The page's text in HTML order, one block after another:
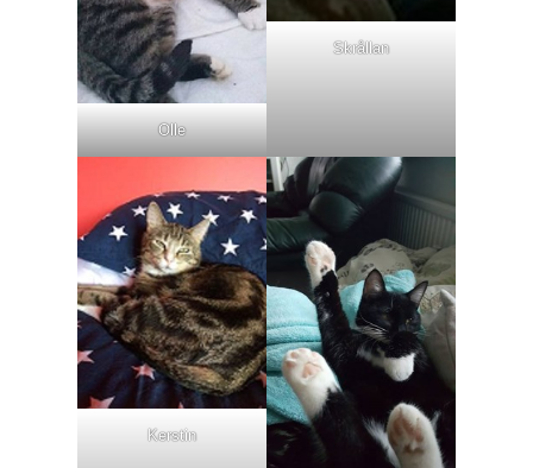
Olle
Skrållan
Kerstin